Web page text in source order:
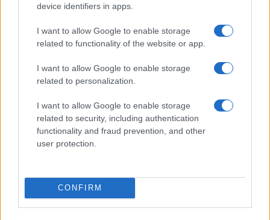
device identifiers in apps.
I want to allow Google to enable storage
related to functionality of the website or app.
I want to allow Google to enable storage
related to personalization.
I want to allow Google to enable storage
related to security, including authentication
functionality and fraud prevention, and other
user protection.
CONFIRM
Invia un Comunicato Stampa Segnala
Iscriviti alla newsletter di Gallura Oggi e ricevi le nostre
email periodiche contenenti le ultime notizie pubblicate
sul sito web!
campo obbligatorio